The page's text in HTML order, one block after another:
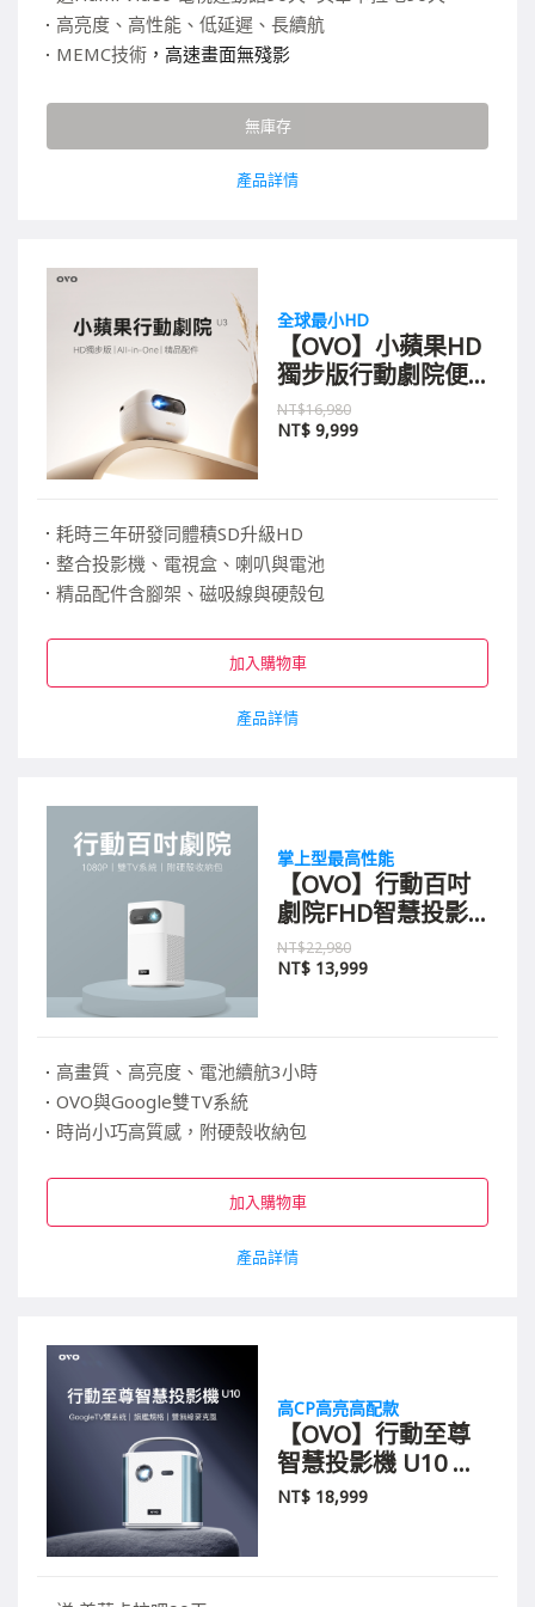
高亮度、高性能、低延遲、長續航
MEMC技術 ，高速畫面無殘影
無庫存
產品詳情
全球最小HD
【OVO】小蘋果HD
獨步版行動劇院便
攜式智慧投影機 U3
NT$16,980
NT$ 9,999
耗時三年研發同體積SD升級HD
整合投影機、電視盒、喇叭與電池
精品配件含腳架、磁吸線與硬殼包
加入購物車
產品詳情
掌上型最高性能
【OVO】行動百吋
劇院FHD智慧投影
機 U9
NT$22,980
NT$ 13,999
高畫質、高亮度、電池續航3小時
OVO與Google雙TV系統
時尚小巧高質感，附硬殼收納包
加入購物車
產品詳情
高CP高亮高配款
【OVO】行動至尊
智慧投影機 U10 極
光白
NT$ 18,999